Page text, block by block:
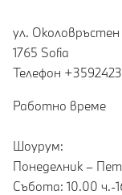
ул.
1765 Sofia
Teлефон
Работно време
Шоурум:
Понеделник –
Събота: 10.00 ч.-